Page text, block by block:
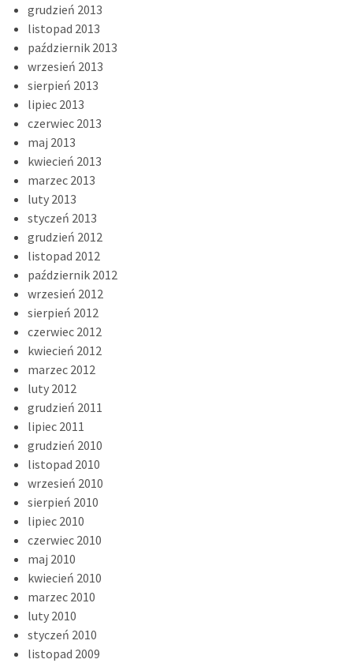
grudzień 2013
listopad 2013
październik 2013
wrzesień 2013
sierpień 2013
lipiec 2013
czerwiec 2013
maj 2013
kwiecień 2013
marzec 2013
luty 2013
styczeń 2013
grudzień 2012
listopad 2012
październik 2012
wrzesień 2012
sierpień 2012
czerwiec 2012
kwiecień 2012
marzec 2012
luty 2012
grudzień 2011
lipiec 2011
grudzień 2010
listopad 2010
wrzesień 2010
sierpień 2010
lipiec 2010
czerwiec 2010
maj 2010
kwiecień 2010
marzec 2010
luty 2010
styczeń 2010
listopad 2009